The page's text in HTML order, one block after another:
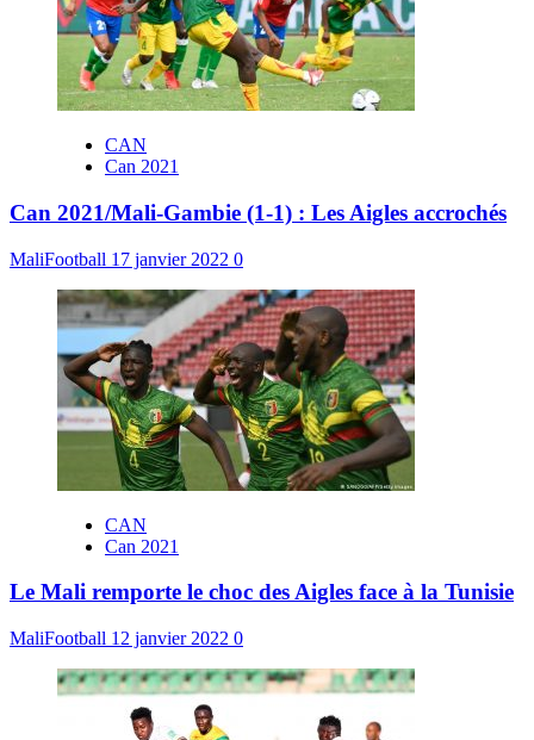
CAN
Can 2021
Can 2021/Mali-Gambie (1-1) : Les Aigles accrochés
MaliFootball 17 janvier 2022 0
CAN
Can 2021
Le Mali remporte le choc des Aigles face à la Tunisie
MaliFootball 12 janvier 2022 0